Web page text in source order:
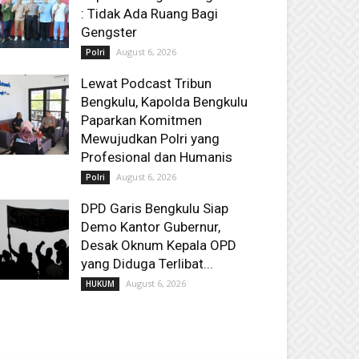
: Tidak Ada Ruang Bagi
Gengster
Polri August 6, 2026
Lewat Podcast Tribun
Bengkulu, Kapolda Bengkulu
Paparkan Komitmen
Mewujudkan Polri yang
Profesional dan Humanis
Polri August 6, 2026
DPD Garis Bengkulu Siap
Demo Kantor Gubernur,
Desak Oknum Kepala OPD
yang Diduga Terlibat...
HUKUM August 6, 2026